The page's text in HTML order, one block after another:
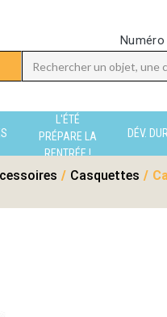
L'ÉTÉ
PRÉPARE LA
RENTRÉE !
DÉV.
/ Casquettes /